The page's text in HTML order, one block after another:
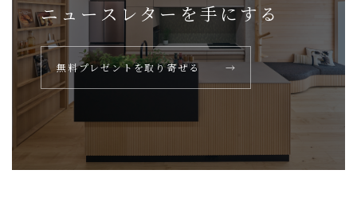
ニュースレターを手にする
無料プレゼントを取り寄せる →